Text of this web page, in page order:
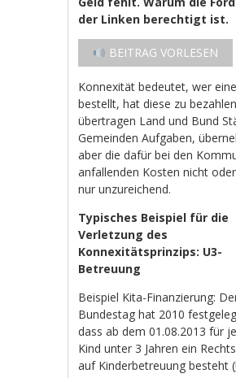
der Linken berechtigt ist.
BEITRAG VORLESEN
Konnexität bedeutet, wer
bestellt, hat diese zu
übertragen Land und Bund
Gemeinden Aufgaben,
aber die dafür bei den
anfallenden Kosten nicht oder
nur unzureichend.
Typisches Beispiel für die
Verletzung des
Konnexitätsprinzips: U3-
Betreuung
Beispiel Kita-Finanzierung:
Bundestag hat 2010
dass ab dem 01.08.2013 für
Kind unter 3 Jahren ein
auf Kinderbetreuung besteht (